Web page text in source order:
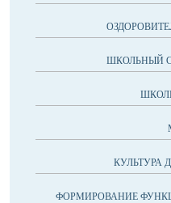
ШКОЛЬНЫЙ
КУЛЬТУРА
ФОРМИРОВАНИЕ